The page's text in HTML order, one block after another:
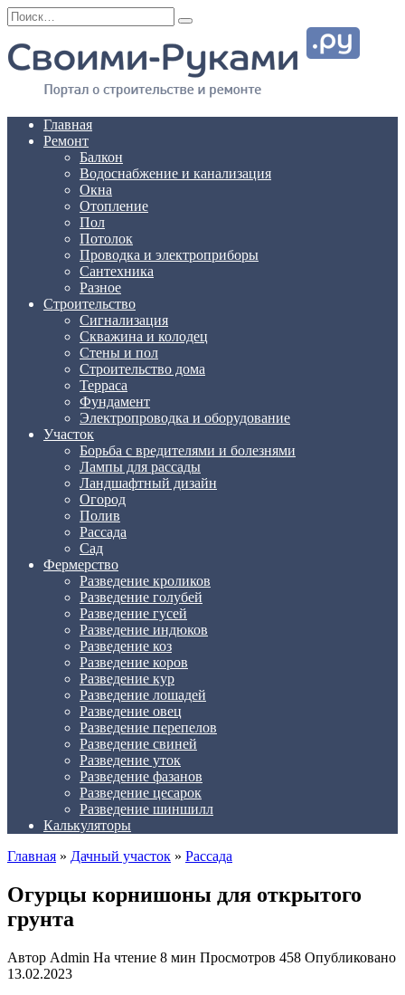
Перейти
к
содержанию
Search
for:
Главная
Ремонт
Балкон
Водоснабжение и канализация
Окна
Отопление
Пол
Потолок
Проводка и электроприборы
Сантехника
Разное
Строительство
Сигнализация
Скважина и колодец
Стены и пол
Строительство дома
Терраса
Фундамент
Электропроводка и оборудование
Участок
Борьба с вредителями и болезнями
Лампы для рассады
Ландшафтный дизайн
Огород
Полив
Рассада
Сад
Фермерство
Разведение кроликов
Разведение голубей
Разведение гусей
Разведение индюков
Разведение коз
Разведение коров
Разведение кур
Разведение лошадей
Разведение овец
Разведение перепелов
Разведение свиней
Разведение уток
Разведение фазанов
Разведение цесарок
Разведение шиншилл
Калькуляторы
Главная » Дачный участок » Рассада
Огурцы корнишоны для открытого
грунта
Автор Admin На чтение 8 мин Просмотров 458 Опубликовано
13.02.2023